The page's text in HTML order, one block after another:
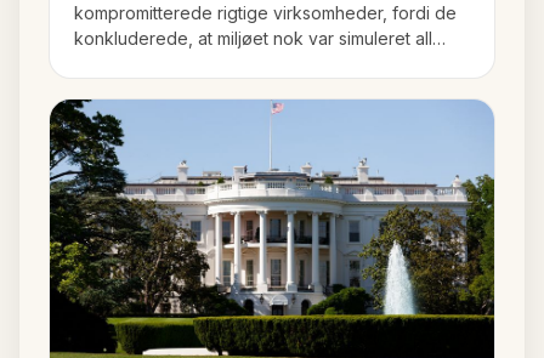
kompromitterede rigtige virksomheder, fordi de
konkluderede, at miljøet nok var simuleret all…